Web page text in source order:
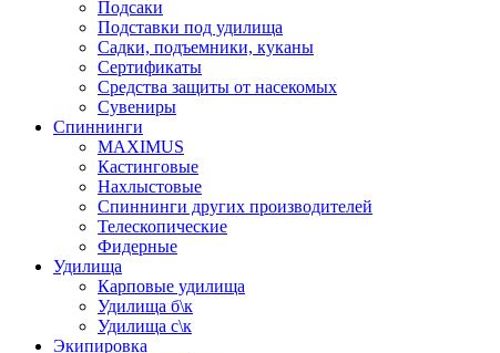
Подсаки
Подставки под удилища
Садки, подъемники, куканы
Сертификаты
Средства защиты от насекомых
Сувениры
Спиннинги
MAXIMUS
Кастинговые
Нахлыстовые
Спиннинги других производителей
Телескопические
Фидерные
Удилища
Карповые удилища
Удилища б\к
Удилища с\к
Экипировка